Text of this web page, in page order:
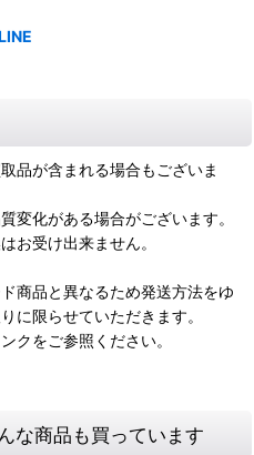
品が含まれる場合もございま
変化がある場合がございます。
お受け出来ません。
商品と異なるため発送方法をゆ
に限らせていただきます。
クをご参照ください。
な商品も買っています